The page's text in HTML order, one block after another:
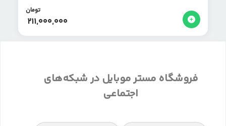
211,000,000
تومان
فروشگاه مستر موبایل در شبکه‌های
اجتماعی